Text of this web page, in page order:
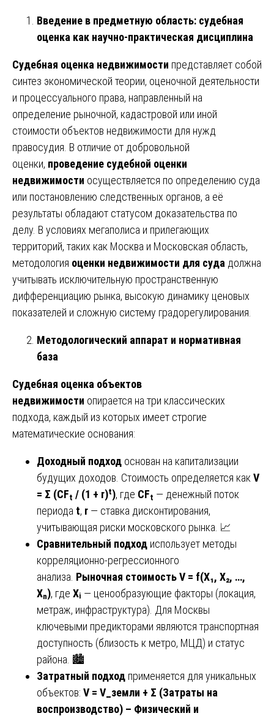
Введение в предметную область: судебная
оценка как научно-практическая дисциплина
Судебная оценка недвижимости представляет собой
синтез экономической теории, оценочной деятельности
и процессуального права, направленный на
определение рыночной, кадастровой или иной
стоимости объектов недвижимости для нужд
правосудия. В отличие от добровольной
оценки, проведение судебной оценки
недвижимости осуществляется по определению суда
или постановлению следственных органов, а её
результаты обладают статусом доказательства по
делу. В условиях мегаполиса и прилегающих
территорий, таких как Москва и Московская область,
методология оценки недвижимости для суда должна
учитывать исключительную пространственную
дифференциацию рынка, высокую динамику ценовых
показателей и сложную систему градорегулирования.
Методологический аппарат и нормативная
база
Судебная оценка объектов
недвижимости опирается на три классических
подхода, каждый из которых имеет строгие
математические основания:
Доходный подход основан на капитализации
будущих доходов. Стоимость определяется как V
= Σ (CFₜ / (1 + r)ᵗ), где CFₜ — денежный поток
периода t, r — ставка дисконтирования,
учитывающая риски московского рынка. 📈
Сравнительный подход использует методы
корреляционно-регрессионного
анализа. Рыночная стоимость V = f(X₁, X₂, …,
Xₙ), где Xᵢ — ценообразующие факторы (локация,
метраж, инфраструктура). Для Москвы
ключевыми предикторами являются транспортная
доступность (близость к метро, МЦД) и статус
района. 🏙️
Затратный подход применяется для уникальных
объектов: V = V_земли + Σ (Затраты на
воспроизводство) – Физический и